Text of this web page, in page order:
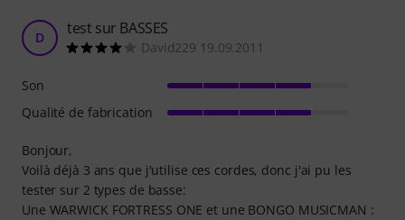
D test sur BASSES
David229 19.09.2011
Bonjour,
Voilà déjà 3 ans que j'utilise ces cordes, donc j'ai pu les
tester sur 2 types de basse:
Une WARWICK FORTRESS ONE et une BONGO MUSICMAN :
Son
Qualité de fabrication